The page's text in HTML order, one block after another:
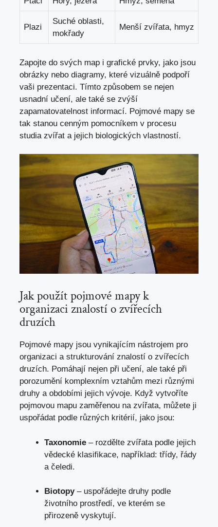
Plazi
Suché oblasti,
mokřady
Menší zvířata, hmyz
Zapojte do svých map i grafické prvky, jako jsou
obrázky nebo diagramy, které vizuálně podpoří
vaši prezentaci. Tímto způsobem se nejen
usnadní učení, ale také se zvýší
zapamatovatelnost informací. Pojmové mapy se
tak stanou cenným pomocníkem v procesu
studia zvířat a jejich biologických vlastností.
Jak použít pojmové mapy k
organizaci znalostí o zvířecích
druzích
Pojmové mapy jsou vynikajícím nástrojem pro
organizaci a strukturování znalostí o zvířecích
druzích. Pomáhají nejen při učení, ale také při
porozumění komplexním vztahům mezi různými
druhy a obdobími jejich vývoje. Když vytvoříte
pojmovou mapu zaměřenou na zvířata, můžete ji
uspořádat podle různých kritérií, jako jsou:
Taxonomie – rozdělte zvířata podle jejich
vědecké klasifikace, například: třídy, řády
a čeledi.
Biotopy– uspořádejte druhy podle
životního prostředí, ve kterém se
přirozeně vyskytují.